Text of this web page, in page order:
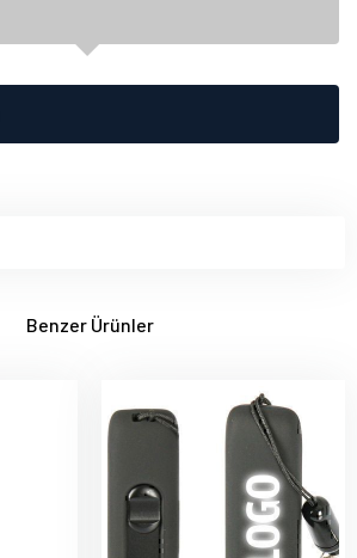
Benzer Ürünler